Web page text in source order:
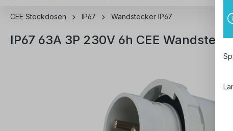
CEE Steckdosen IP67 Wandstecker IP67
IP67 63A 3P 230V 6h CEE